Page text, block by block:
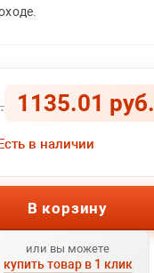
1135.01 руб.
в наличии
В корзину
или вы можете
купить товар в 1 клик